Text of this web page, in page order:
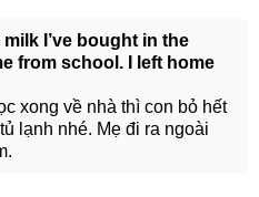
I’ve bought in the
from school. I left home
xong về nhà thì con bỏ hết
lạnh nhé. Mẹ đi ra ngoài